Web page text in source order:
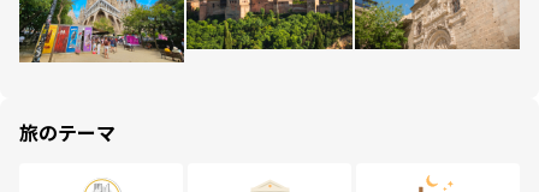
旅のテーマ